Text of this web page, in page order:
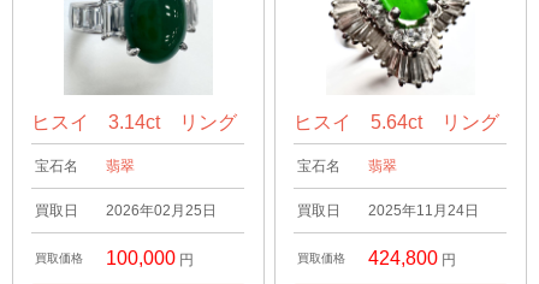
ヒスイ 3.14ct リング
宝石名 翡翠
買取日 2026年02月25日
買取価格 100,000 円
ヒスイ 5.64ct リング
宝石名 翡翠
買取日 2025年11月24日
買取価格 424,800 円